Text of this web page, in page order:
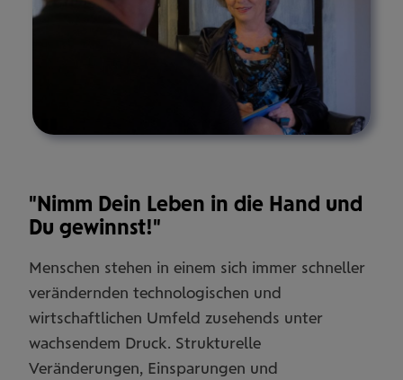
"Nimm Dein Leben in die Hand und
Du gewinnst!"
Menschen stehen in einem sich immer schneller
verändernden technologischen und
wirtschaftlichen Umfeld zusehends unter
wachsendem Druck. Strukturelle
Veränderungen, Einsparungen und